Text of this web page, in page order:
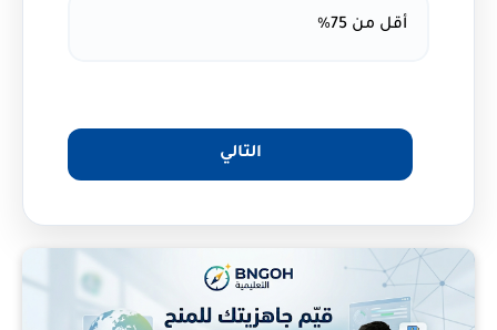
أقل من 75%
التالي